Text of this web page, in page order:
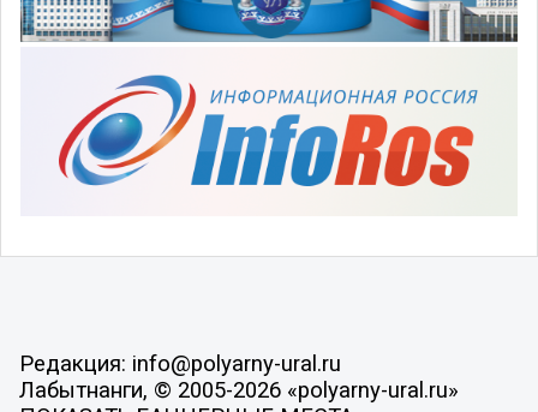
Редакция: info@polyarny-ural.ru
Лабытнанги, © 2005-2026 «polyarny-ural.ru»